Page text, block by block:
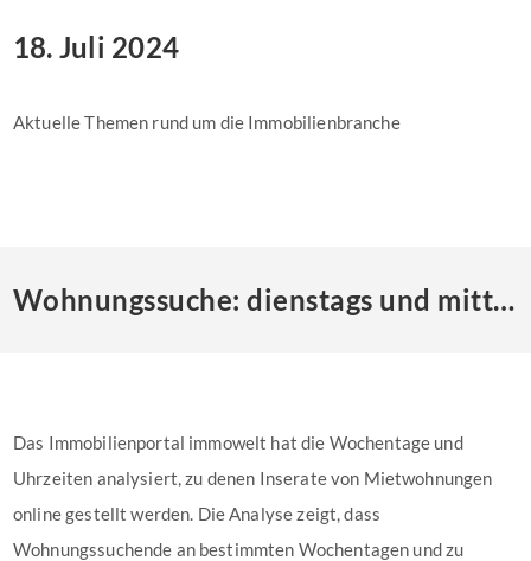
18. Juli 2024
Aktuelle Themen rund um die Immobilienbranche
Wohnungssuche: dienstags und mittags sind die Chancen am besten
Das Immobilienportal immowelt hat die Wochentage und
Uhrzeiten analysiert, zu denen Inserate von Mietwohnungen
online gestellt werden. Die Analyse zeigt, dass
Wohnungssuchende an bestimmten Wochentagen und zu